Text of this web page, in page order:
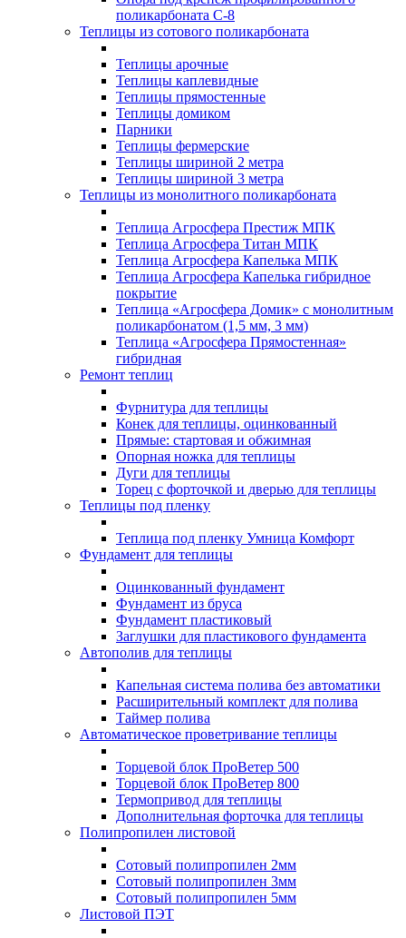
поликарбоната С-8
Теплицы из сотового поликарбоната
Теплицы арочные
Теплицы каплевидные
Теплицы прямостенные
Теплицы домиком
Парники
Теплицы фермерские
Теплицы шириной 2 метра
Теплицы шириной 3 метра
Теплицы из монолитного поликарбоната
Теплица Агросфера Престиж МПК
Теплица Агросфера Титан МПК
Теплица Агросфера Капелька МПК
Теплица Агросфера Капелька гибридное
покрытие
Теплица «Агросфера Домик» с монолитным
поликарбонатом (1,5 мм, 3 мм)
Теплица «Агросфера Прямостенная»
гибридная
Ремонт теплиц
Фурнитура для теплицы
Конек для теплицы, оцинкованный
Прямые: стартовая и обжимная
Опорная ножка для теплицы
Дуги для теплицы
Торец с форточкой и дверью для теплицы
Теплицы под пленку
Теплица под пленку Умница Комфорт
Фундамент для теплицы
Оцинкованный фундамент
Фундамент из бруса
Фундамент пластиковый
Заглушки для пластикового фундамента
Автополив для теплицы
Капельная система полива без автоматики
Расширительный комплект для полива
Таймер полива
Автоматическое проветривание теплицы
Торцевой блок ПроВетер 500
Торцевой блок ПроВетер 800
Термопривод для теплицы
Дополнительная форточка для теплицы
Полипропилен листовой
Сотовый полипропилен 2мм
Сотовый полипропилен 3мм
Сотовый полипропилен 5мм
Листовой ПЭТ